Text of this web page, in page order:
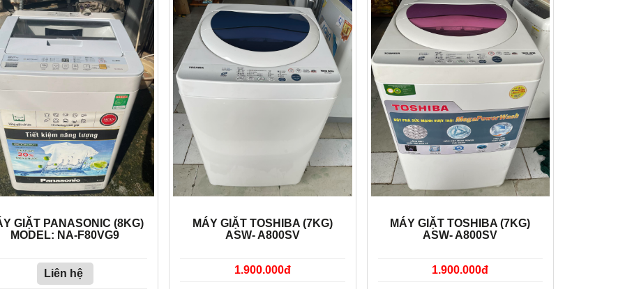
GIẶT PANASONIC (8KG)
MODEL: NA-F80VG9
Liên hệ
MÁY GIẶT TOSHIBA (7KG)
ASW- A800SV
1.900.000đ
MÁY GIẶT TOSHIBA (7KG)
ASW- A800SV
1.900.000đ